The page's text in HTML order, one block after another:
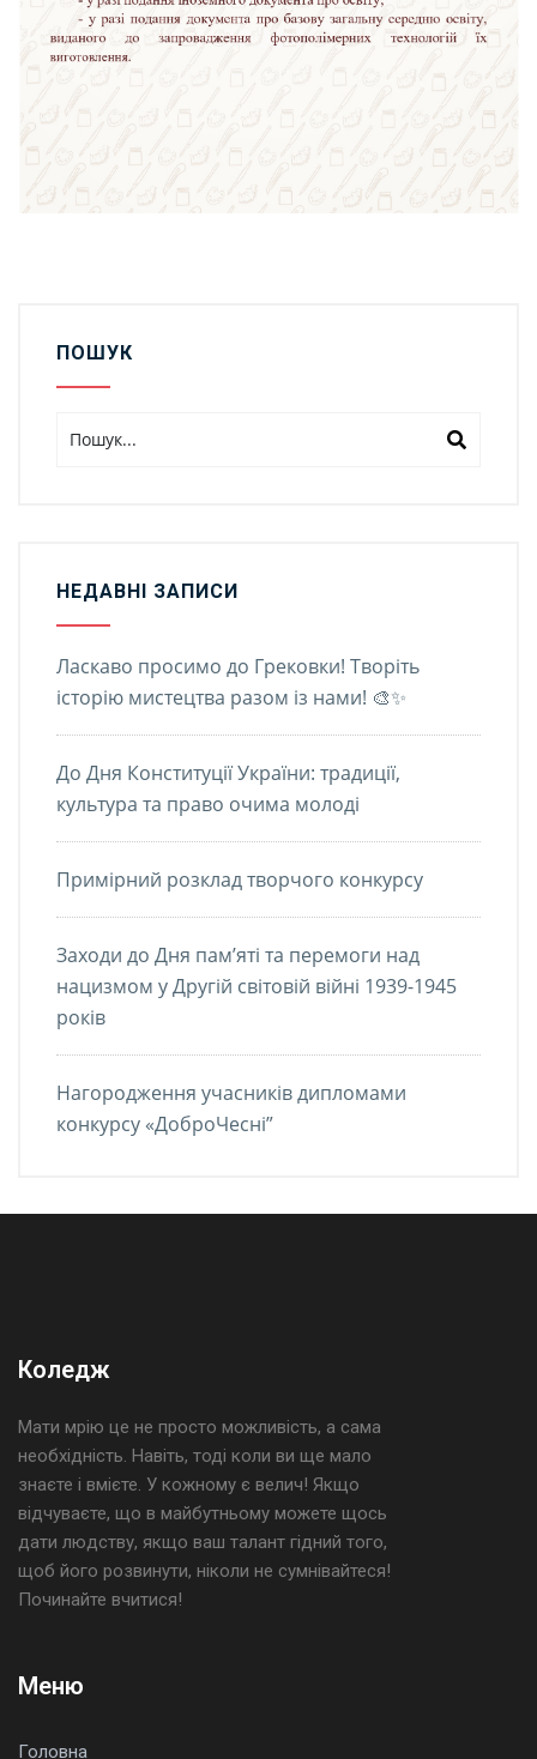
ПОШУК
НЕДАВНІ ЗАПИСИ
Ласкаво просимо до Грековки! Творіть
історію мистецтва разом із нами! 🎨✨
До Дня Конституції України: традиції,
культура та право очима молоді
Примірний розклад творчого конкурсу
Заходи до Дня пам’яті та перемоги над
нацизмом у Другій світовій війні 1939-1945
років
Нагородження учасників дипломами
конкурсу «ДоброЧесні”
Коледж
Мати мрію це не просто можливість, а сама
необхідність. Навіть, тоді коли ви ще мало
знаєте і вмієте. У кожному є велич! Якщо
відчуваєте, що в майбутньому можете щось
дати людству, якщо ваш талант гідний того,
щоб його розвинути, ніколи не сумнівайтеся!
Починайте вчитися!
Меню
Головна